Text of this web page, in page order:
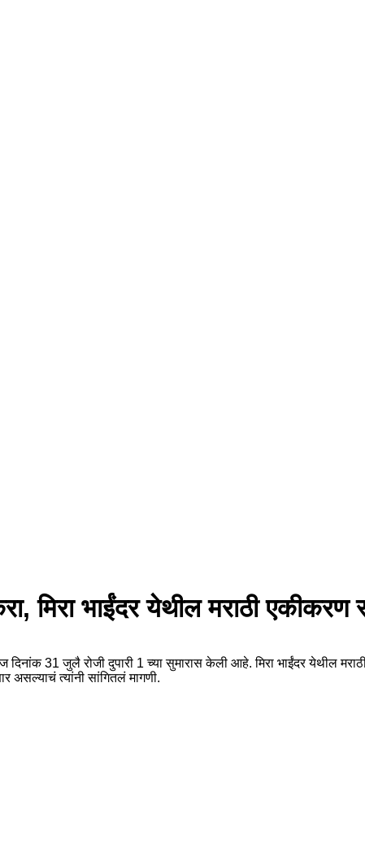
मिरा भाईंदर येथील मराठी
दिनांक 31 जुलै रोजी दुपारी 1 च्या सुमारास केली आहे. मिरा भाईंदर येथील
असल्याचं त्यांनी सांगितलं मागणी.